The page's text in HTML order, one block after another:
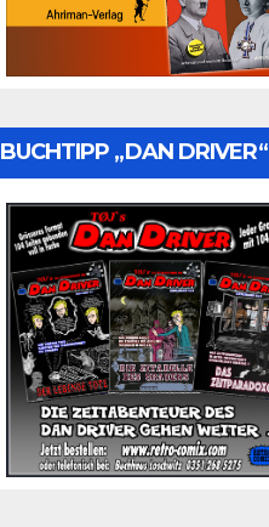
BUCHTIPP „DAN DRIVER“